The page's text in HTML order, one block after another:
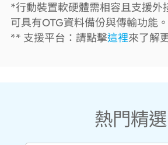
*行動裝置軟硬體需相容且支援外
可具有OTG資料備份與傳輸功能。
** 支援平台：請點擊這裡來了解
熱門精選